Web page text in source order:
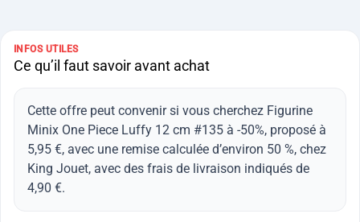
INFOS UTILES
Ce qu’il faut savoir avant achat
Cette offre peut convenir si vous cherchez Figurine
Minix One Piece Luffy 12 cm #135 à -50%, proposé à
5,95 €, avec une remise calculée d’environ 50 %, chez
King Jouet, avec des frais de livraison indiqués de
4,90 €.